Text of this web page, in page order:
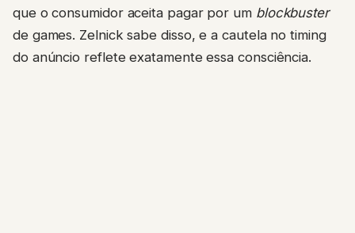
que o consumidor aceita pagar por um blockbuster
de games. Zelnick sabe disso, e a cautela no timing
do anúncio reflete exatamente essa consciência.